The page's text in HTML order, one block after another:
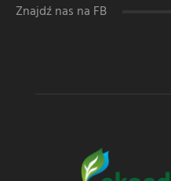
Znajdź nas na FB